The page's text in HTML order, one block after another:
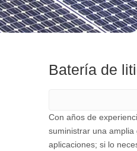
Batería de
Con años de
suministrar una amplia
aplicaciones; si lo